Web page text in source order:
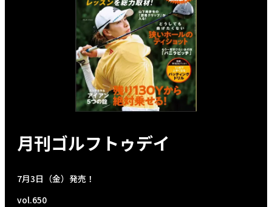
月刊ゴルフトゥデイ
7月3日（金）発売！
vol.650